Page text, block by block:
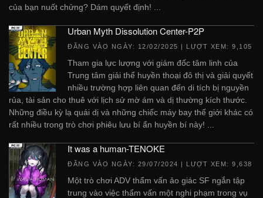
của bạn nuốt chửng? Dám quyết định! ...
Urban Myth Dissolution Center-P2P
ĐĂNG VÀO NGÀY: 12/02/2025 | LƯỢT XEM: 9,105
Tham gia lực lượng với giám đốc tâm linh của
Trung tâm giải thể huyền thoại đô thị và giải quyết
nhiều trường hợp liên quan đến di tích bị nguyền
rủa, tài sản cho thuê với lịch sử mờ ám và dị thường kích thước.
Những điều kỳ lạ quái dị và những chiếc máy bay thế giới khác có
rất nhiều trong trò chơi phiêu lưu bí ẩn huyền bí này! ...
It was a human-TENOKE
ĐĂNG VÀO NGÀY: 29/07/2024 | LƯỢT XEM: 9,638
Một trò chơi ADV thẩm vấn ảo giác SF ngắn tập
trung vào việc thẩm vấn một nghi phạm trong vụ